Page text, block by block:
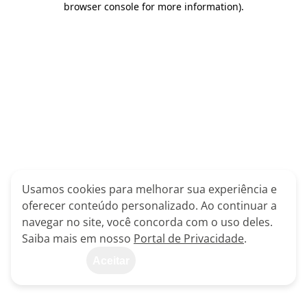
browser console for more information).
Usamos cookies para melhorar sua experiência e
oferecer conteúdo personalizado. Ao continuar a
navegar no site, você concorda com o uso deles.
Saiba mais em nosso Portal de Privacidade.